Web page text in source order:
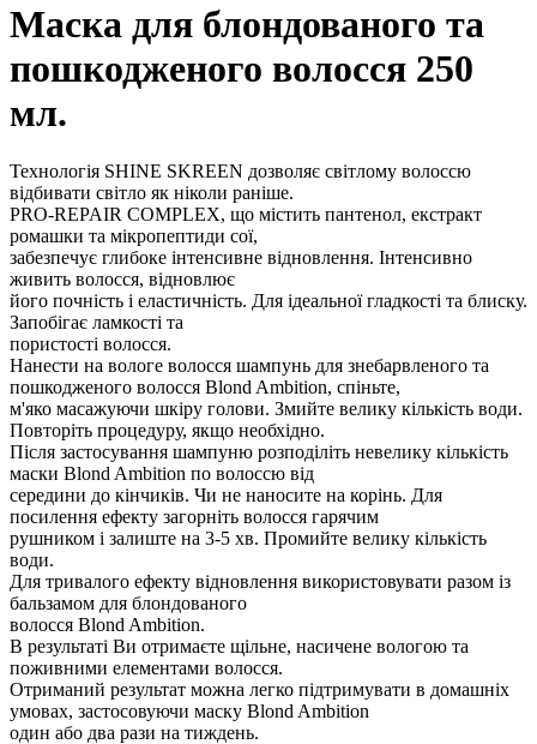
Маска для блондованого та
пошкодженого волосся 250
мл.
Технологія SHINE SKREEN дозволяє світлому волоссю
відбивати світло як ніколи раніше.
PRO-REPAIR COMPLEX, що містить пантенол, екстракт
ромашки та мікропептиди сої,
забезпечує глибоке інтенсивне відновлення. Інтенсивно
живить волосся, відновлює
його почність і еластичність. Для ідеальної гладкості та блиску.
Запобігає ламкості та
пористості волосся.
Нанести на вологе волосся шампунь для знебарвленого та
пошкодженого волосся Blond Ambition, спіньте,
м'яко масажуючи шкіру голови. Змийте велику кількість води.
Повторіть процедуру, якщо необхідно.
Після застосування шампуню розподіліть невелику кількість
маски Blond Ambition по волоссю від
середини до кінчиків. Чи не наносите на корінь. Для
посилення ефекту загорніть волосся гарячим
рушником і залиште на 3-5 хв. Промийте велику кількість
води.
Для тривалого ефекту відновлення використовувати разом із
бальзамом для блондованого
волосся Blond Ambition.
В результаті Ви отримаєте щільне, насичене вологою та
поживними елементами волосся.
Отриманий результат можна легко підтримувати в домашніх
умовах, застосовуючи маску Blond Ambition
один або два рази на тиждень.